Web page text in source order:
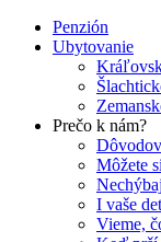
Penzión
Ubytovanie
Prečo k nám?
Môžete
I vaše
Vieme,